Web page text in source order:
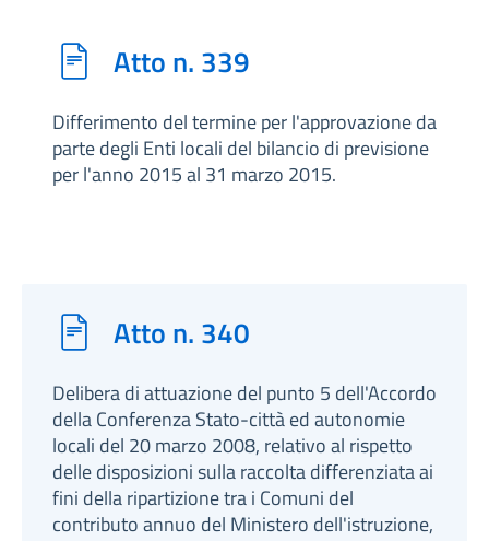
Atto n. 339
Differimento del termine per l'approvazione da
parte degli Enti locali del bilancio di previsione
per l'anno 2015 al 31 marzo 2015.
Atto n. 340
Delibera di attuazione del punto 5 dell'Accordo
della Conferenza Stato-città ed autonomie
locali del 20 marzo 2008, relativo al rispetto
delle disposizioni sulla raccolta differenziata ai
fini della ripartizione tra i Comuni del
contributo annuo del Ministero dell'istruzione,